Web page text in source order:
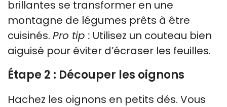
brillantes se transformer en une
montagne de légumes prêts à être
cuisinés. Pro tip : Utilisez un couteau bien
aiguisé pour éviter d’écraser les feuilles.
Étape 2 : Découper les oignons
Hachez les oignons en petits dés. Vous